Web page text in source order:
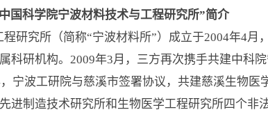
科学院宁波材料技术与工程研究所”简介
研究所（简称“宁波材料所”）成立于2004年4月
科研机构。2009年3月，三方再次携手共建中科
宁波工研院与慈溪市签署协议，共建慈溪生物
进制造技术研究所和生物医学工程研究所四个非